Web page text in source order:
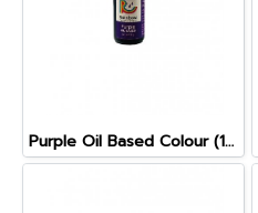
Purple Oil Based Colour (10g)